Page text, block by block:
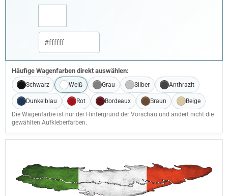
Häufige Wagenfarben direkt auswählen:
Schwarz Weiß Grau Silber Anthrazit
Dunkelblau Rot Bordeaux Braun
Beige
Die Wagenfarbe ist nur der Hintergrund der Vorschau und ändert nicht die
gewählten Aufkleberfarben.